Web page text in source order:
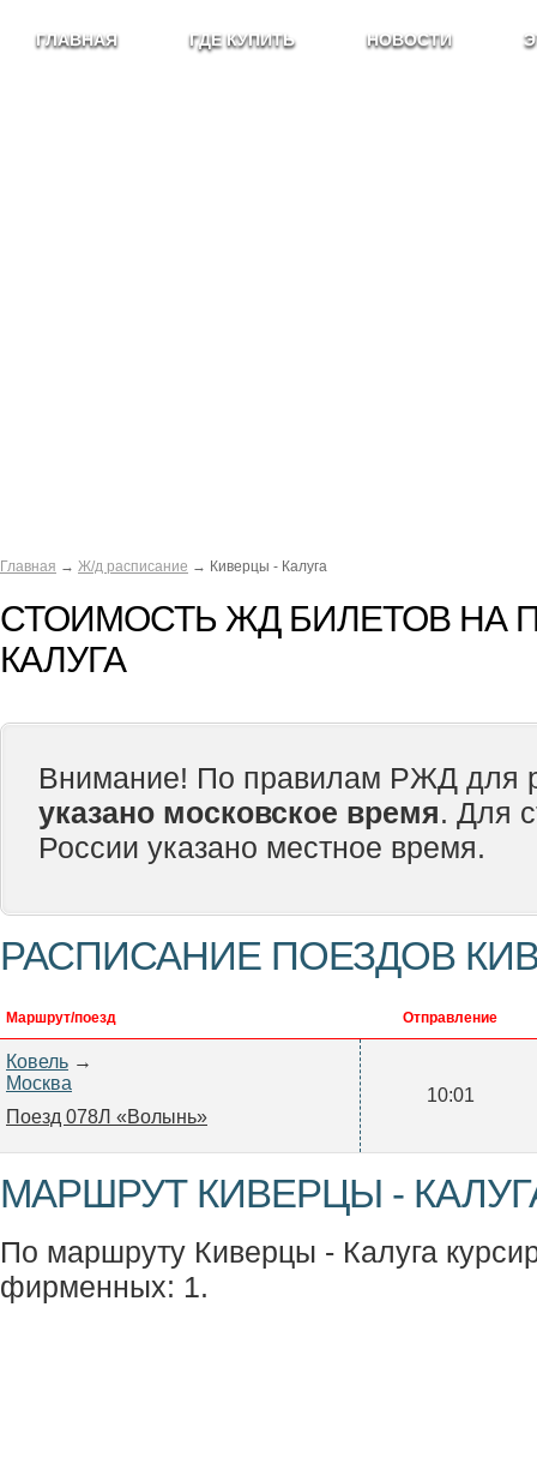
ГЛАВНАЯ ГДЕ КУПИТЬ НОВОСТИ
Главная → Ж/д расписание → Киверцы - Калуга
СТОИМОСТЬ ЖД БИЛЕТОВ НА
КАЛУГА
Внимание! По правилам РЖД для
указано московское время. Для
России указано местное время.
РАСПИСАНИЕ ПОЕЗДОВ
Маршрут/поезд Отправление
Ковель →
Москва
Поезд 078Л «Волынь»
10:01
МАРШРУТ КИВЕРЦЫ -
По маршруту Киверцы - Калуга
фирменных: 1.